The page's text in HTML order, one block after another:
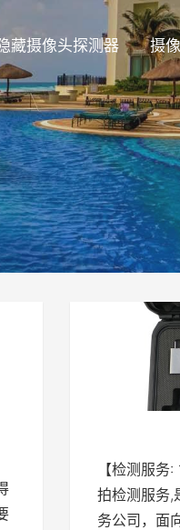
藏摄像头探测器 摄
【检测服
拍检测服务,
务公司，面